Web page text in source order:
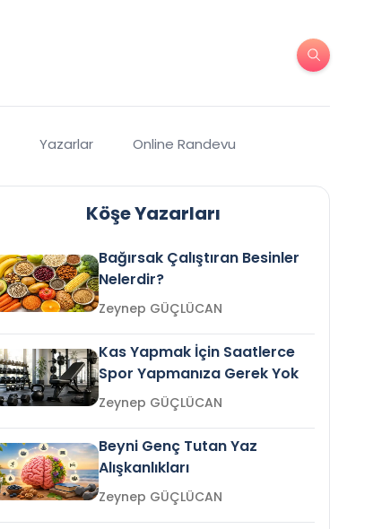
Yazarlar Online Randevu
Köşe Yazarları
Bağırsak Çalıştıran Besinler
Nelerdir?
Zeynep GÜÇLÜCAN
Kas Yapmak İçin Saatlerce
Spor Yapmanıza Gerek Yok
Zeynep GÜÇLÜCAN
Beyni Genç Tutan Yaz
Alışkanlıkları
Zeynep GÜÇLÜCAN